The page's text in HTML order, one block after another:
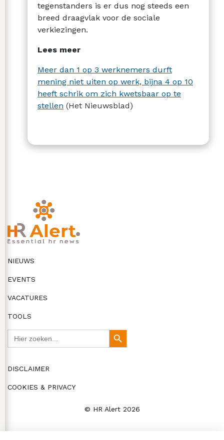
tegenstanders is er dus nog steeds een
breed draagvlak voor de sociale
verkiezingen.
Lees meer
Meer dan 1 op 3 werknemers durft
mening niet uiten op werk, bijna 4 op 10
heeft schrik om zich kwetsbaar op te
stellen (Het Nieuwsblad)
NIEUWS
EVENTS
VACATURES
TOOLS
Zoekknop
DISCLAIMER
COOKIES & PRIVACY
© HR Alert 2026